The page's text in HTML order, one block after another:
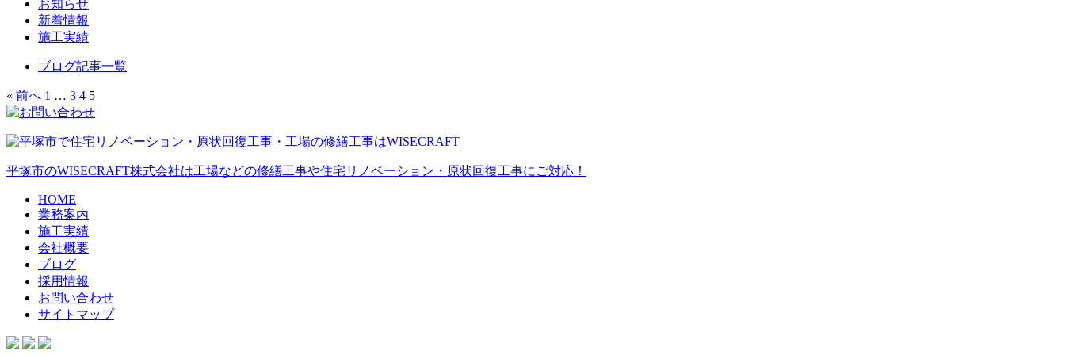
お知らせ
新着情報
施工実績
ブログ記事一覧
« 前へ 1 … 3 4 5
平塚市のWISECRAFT株式会社は工場などの修繕工事や住宅リノベーション・原状回復工事にご対応！
HOME
業務案内
施工実績
会社概要
ブログ
採用情報
お問い合わせ
サイトマップ